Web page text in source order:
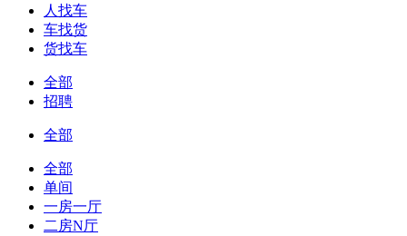
人找车
车找货
货找车
全部
招聘
全部
全部
单间
一房一厅
二房N厅